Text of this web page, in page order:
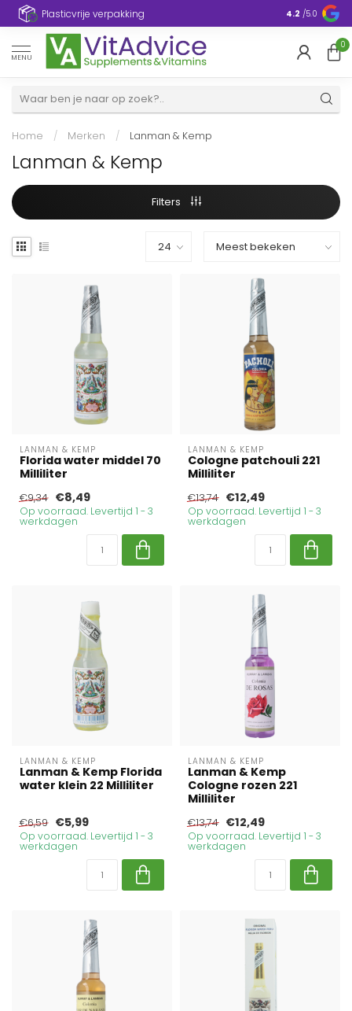
Plasticvrije verpakking 4.2 /5.0
MENU
0
Home / Merken / Lanman & Kemp
Lanman & Kemp
Filters
LANMAN & KEMP
Florida water middel 70
Milliliter
€9,34 €8,49
Op voorraad. Levertijd 1 - 3
werkdagen
LANMAN & KEMP
Cologne patchouli 221
Milliliter
€13,74 €12,49
Op voorraad. Levertijd 1 - 3
werkdagen
LANMAN & KEMP
Lanman & Kemp Florida
water klein 22 Milliliter
€6,59 €5,99
Op voorraad. Levertijd 1 - 3
werkdagen
LANMAN & KEMP
Lanman & Kemp
Cologne rozen 221
Milliliter
€13,74 €12,49
Op voorraad. Levertijd 1 - 3
werkdagen